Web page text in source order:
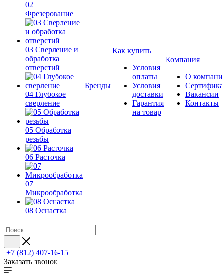
02
Фрезерование
03 Сверление и
обработка
отверстий
04 Глубокое
сверление
05 Обработка
резьбы
06 Расточка
07
Микрообработка
08 Оснастка
Бренды
Как купить
Условия
оплаты
Условия
доставки
Гарантия
на товар
Компания
О
Вакансии
Контакты
+7 (812) 407-16-15
Заказать звонок